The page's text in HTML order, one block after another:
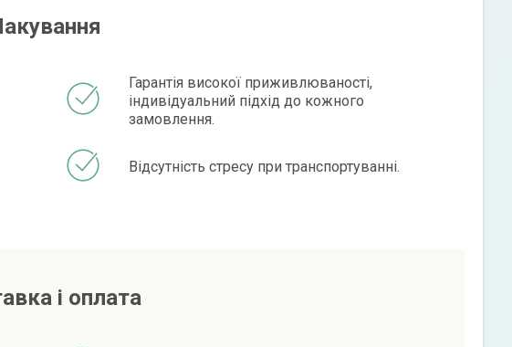
Гарантія високої приживлюваності,
індивідуальний підхід до кожного
замовлення.
Відсутність стресу при транспортуванні.
і оплата